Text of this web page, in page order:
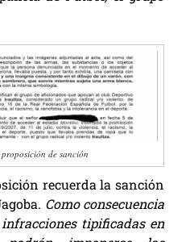
de sanción
recuerda la sanción
Como consecuencia
tipificadas en